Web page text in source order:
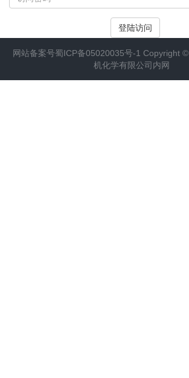
输
入
访
密
码
登陆访问
网站备案号蜀ICP备05020035号-1 Copyright ©
机化学有限公司内网